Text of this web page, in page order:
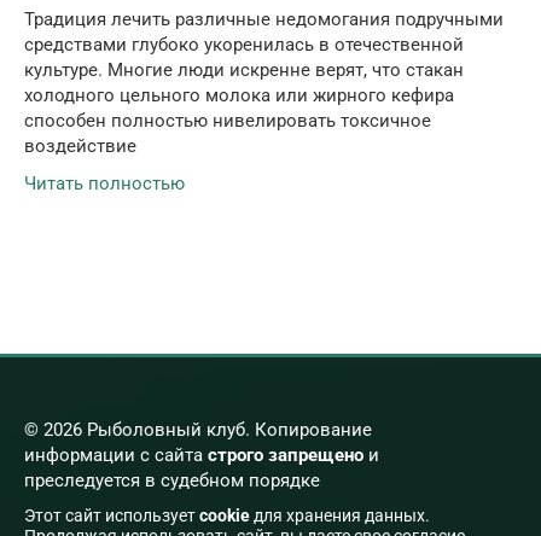
Традиция лечить различные недомогания подручными
средствами глубоко укоренилась в отечественной
культуре. Многие люди искренне верят, что стакан
холодного цельного молока или жирного кефира
способен полностью нивелировать токсичное
воздействие
Читать полностью
© 2026 Рыболовный клуб. Копирование
информации с сайта строго запрещено и
преследуется в судебном порядке
Этот сайт используетcookie для хранения данных.